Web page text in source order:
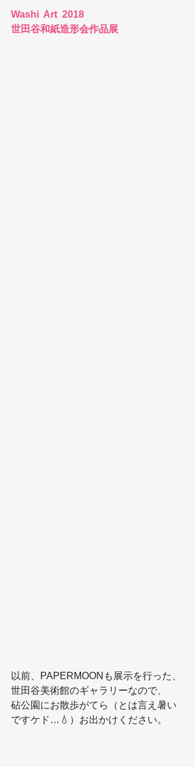
Washi  Art  2018
世田谷和紙造形会作品展
以前、PAPERMOONも展示を行った、
世田谷美術館のギャラリーなので、
砧公園にお散歩がてら（とは言え暑い
ですケド…💧）お出かけください。